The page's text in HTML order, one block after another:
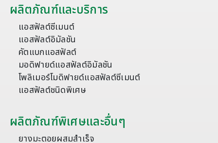
ผลิตภัณฑ์และบริการ
แอสฟัลต์ซีเมนต์
แอสฟัลต์อิมัลชัน
คัตแบกแอสฟัลต์
มอดิฟายด์แอสฟัลต์อิมัลชัน
โพลิเมอร์โมดิฟายด์แอสฟัลต์ซีเมนต์
แอสฟัลต์ชนิดพิเศษ
ผลิตภัณฑ์พิเศษและอื่นๆ
ยางมะตอยผสมสำเร็จ